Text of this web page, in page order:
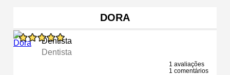
DORA
Dentista
Dentista
1 avaliações
1 comentários